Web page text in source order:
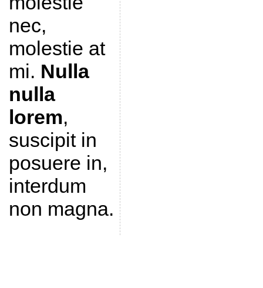
nec,
molestie at
mi. Nulla
nulla
lorem,
suscipit in
posuere in,
interdum
non magna.